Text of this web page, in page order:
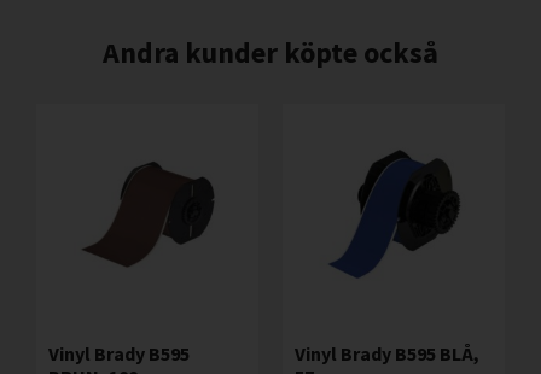
Andra kunder köpte också
Vinyl Brady B595
Vinyl Brady B595 BLÅ,